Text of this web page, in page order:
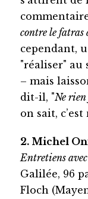
contre le fatras
cependant,
"réaliser" au
– mais
dit-il, "Ne
on sait,
2. Michel
Entretiens
Galilée, 96
Floch